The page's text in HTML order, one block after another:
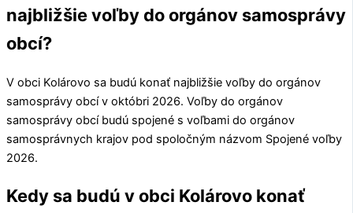
najbližšie voľby do orgánov samosprávy
obcí?
V obci Kolárovo sa budú konať najbližšie voľby do orgánov
samosprávy obcí v októbri 2026. Voľby do orgánov
samosprávy obcí budú spojené s voľbami do orgánov
samosprávnych krajov pod spoločným názvom Spojené voľby
2026.
Kedy sa budú v obci Kolárovo konať